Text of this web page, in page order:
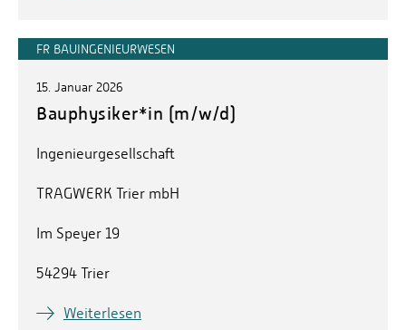
FR BAUINGENIEURWESEN
15. Januar 2026
Bauphysiker*in (m/w/d)
Ingenieurgesellschaft
TRAGWERK Trier mbH
Im Speyer 19
54294 Trier
Weiterlesen